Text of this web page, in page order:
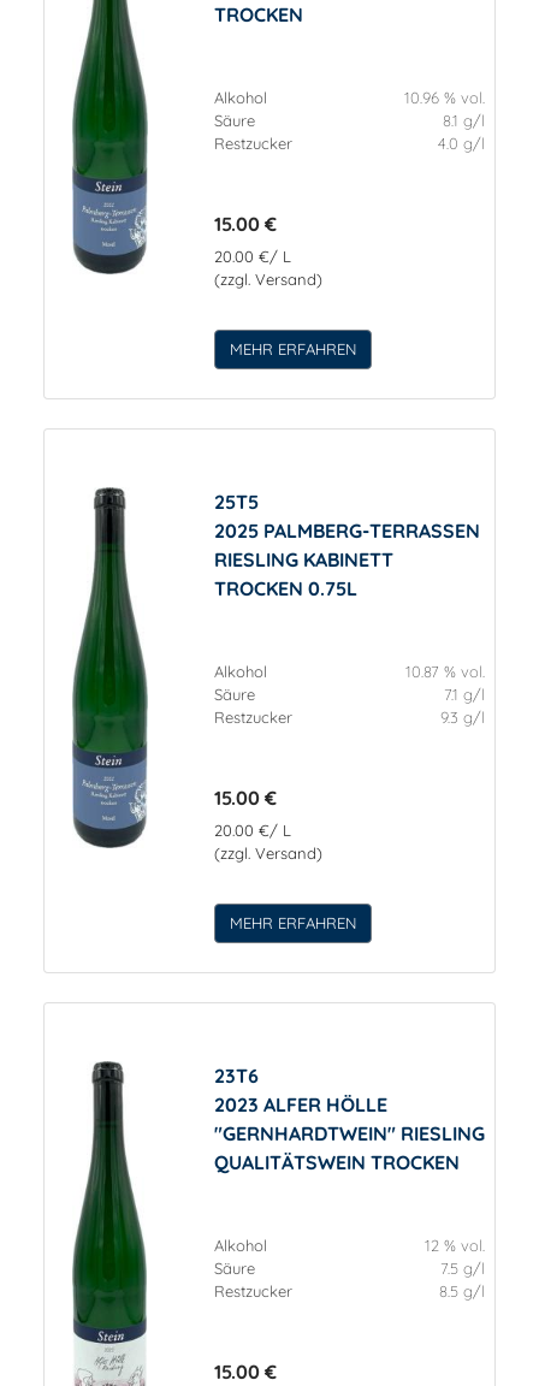
TROCKEN
Alkohol
10.96 % vol.
Säure
8.1 g/l
Restzucker
4.0 g/l
15.00 €
20.00 €/ L
(zzgl. Versand)
MEHR ERFAHREN
25T5
2025 PALMBERG-TERRASSEN
RIESLING KABINETT
TROCKEN 0.75L
Alkohol
10.87 % vol.
Säure
7.1 g/l
Restzucker
9.3 g/l
15.00 €
20.00 €/ L
(zzgl. Versand)
MEHR ERFAHREN
23T6
2023 ALFER HÖLLE
"GERNHARDTWEIN" RIESLING
QUALITÄTSWEIN TROCKEN
Alkohol
12 % vol.
Säure
7.5 g/l
Restzucker
8.5 g/l
15.00 €